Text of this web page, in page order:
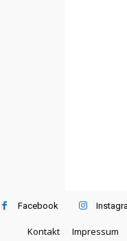
Facebook
Kontakt Impressum